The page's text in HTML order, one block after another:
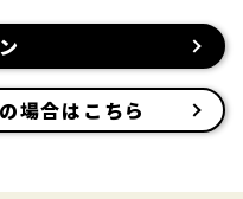
場合はこちら